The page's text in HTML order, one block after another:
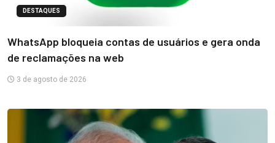
DESTAQUES
WhatsApp bloqueia contas de usuários e gera onda
de reclamações na web
3 de agosto de 2026